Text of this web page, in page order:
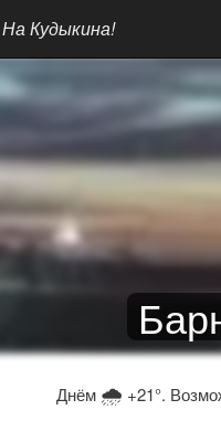
Кудыкина!
Днём 🌧 +21°.